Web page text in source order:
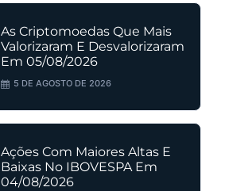
As Criptomoedas Que Mais
Valorizaram E Desvalorizaram
Em 05/08/2026
5 DE AGOSTO DE 2026
Ações Com Maiores Altas E
Baixas No IBOVESPA Em
04/08/2026